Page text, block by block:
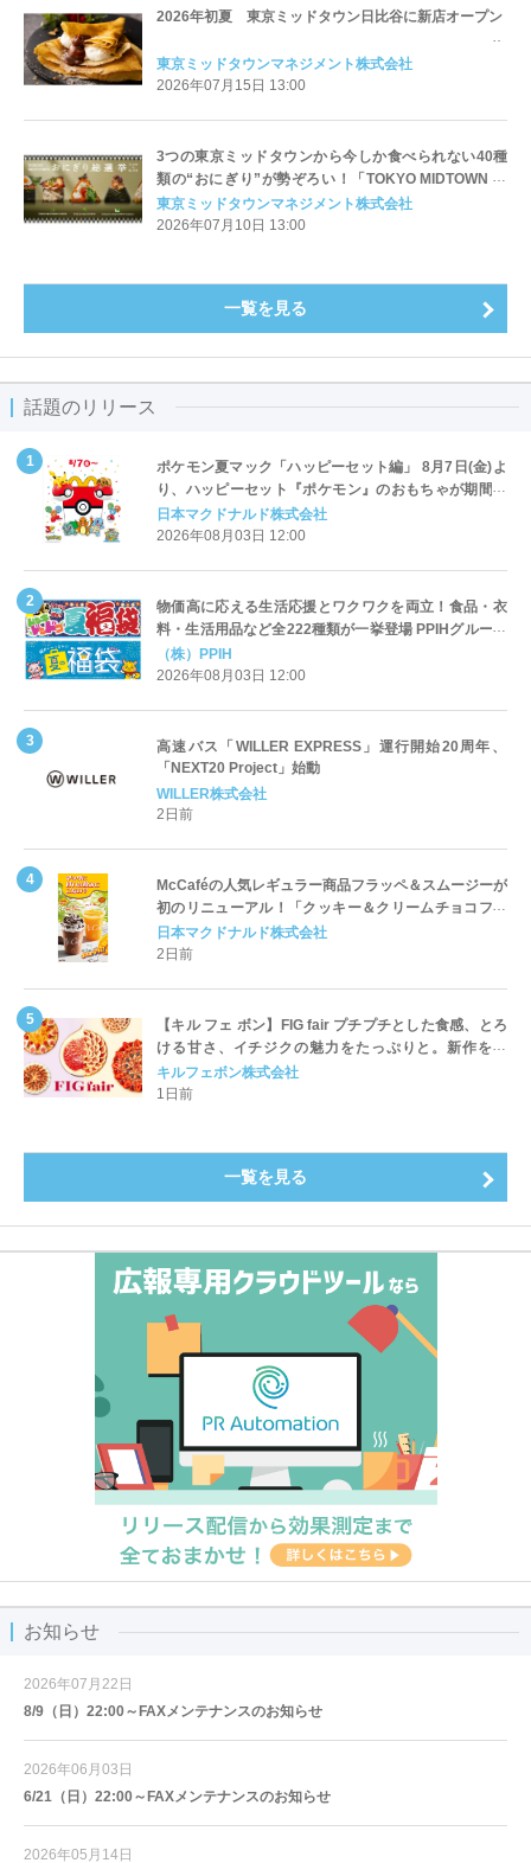
2026年初夏 東京ミッドタウン日比谷に新店オープン
東京ミッドタウンマネジメント株式会社
2026年07月15日 13:00
3つの東京ミッドタウンから今しか食べられない40種
類の“おにぎり”が勢ぞろい！「TOKYO MIDTOWN お
にぎり総選挙」開幕
東京ミッドタウンマネジメント株式会社
2026年07月10日 13:00
一覧を見る
話題のリリース
ポケモン夏マック「ハッピーセット編」 8月7日(金)よ
り、ハッピーセット『ポケモン』のおもちゃが期間限
定登場
日本マクドナルド株式会社
2026年08月03日 12:00
物価高に応える生活応援とワクワクを両立！食品・衣
料・生活用品など全222種類が一挙登場 PPIHグループ
「夏福袋」＆セール 8月6日(木)より順次スタート
（株）PPIH
2026年08月03日 12:00
高速バス「WILLER EXPRESS」運行開始20周年、
「NEXT20 Project」始動
WILLER株式会社
2日前
McCaféの人気レギュラー商品フラッペ＆スムージーが
初のリニューアル！「クッキー＆クリームチョコフラ
ッペ」「マンゴースムージー」8月5日（水）から販売
開始
日本マクドナルド株式会社
2日前
【キル フェ ボン】FIG fair プチプチとした食感、とろ
ける甘さ、イチジクの魅力をたっぷりと。新作を含
め、イチジク尽くしの全4種が登場8月20日（木）スタ
ート
キルフェボン株式会社
1日前
一覧を見る
お知らせ
2026年07月22日
8/9（日）22:00～FAXメンテナンスのお知らせ
2026年06月03日
6/21（日）22:00～FAXメンテナンスのお知らせ
2026年05月14日